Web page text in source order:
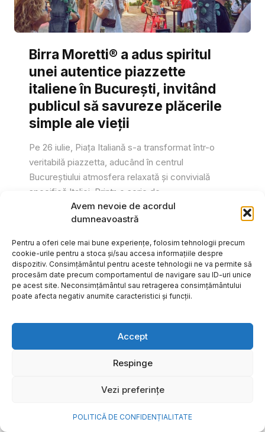
Avem nevoie de acordul
dumneavoastră
Pentru a oferi cele mai bune experiențe, folosim tehnologii precum
cookie-urile pentru a stoca și/sau accesa informațiile despre
dispozitiv. Consimțământul pentru aceste tehnologii ne va permite să
procesăm date precum comportamentul de navigare sau ID-uri unice
pe acest site. Neconsimțământul sau retragerea consimțământului
poate afecta negativ anumite caracteristici și funcții.
Accept
Respinge
Vezi preferințe
POLITICĂ DE CONFIDENȚIALITATE
Birra Moretti® a adus spiritul
unei autentice piazzette
italiene în București, invitând
publicul să savureze plăcerile
simple ale vieții
Pe 26 iulie, Piața Italiană s-a transformat într-o
veritabilă piazzetta, aducând în centrul
Bucureștiului atmosfera relaxată și convivială
specifică Italiei. Printr-o serie de...
Gabriel Barliga
frumoase amintiri ale verii într-